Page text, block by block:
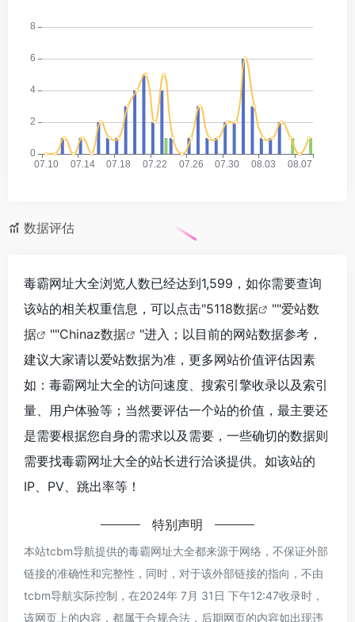
数据评估
毒霸网址大全浏览人数已经达到1,599，如你需要查询
该站的相关权重信息，可以点击"5118数据 ""爱站数
据
""Chinaz数据
"进入；以目前的网站数据参考，
建议大家请以爱站数据为准，更多网站价值评估因素
如：毒霸网址大全的访问速度、搜索引擎收录以及索引
量、用户体验等；当然要评估一个站的价值，最主要还
是需要根据您自身的需求以及需要，一些确切的数据则
需要找毒霸网址大全的站长进行洽谈提供。如该站的
IP、PV、跳出率等！
特别声明
本站tcbm导航提供的毒霸网址大全都来源于网络，不保证外部
链接的准确性和完整性，同时，对于该外部链接的指向，不由
tcbm导航实际控制，在2024年 7月 31日 下午12:47收录时，
该网页上的内容，都属于合规合法，后期网页的内容如出现违